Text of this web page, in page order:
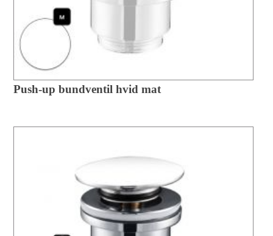
Push-up bundventil hvid mat